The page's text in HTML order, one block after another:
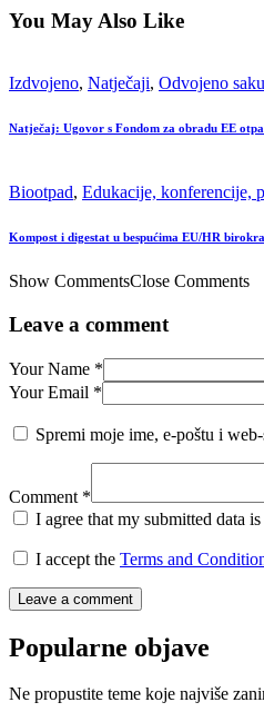
You May Also Like
Izdvojeno, Natječaji, Odvojeno
Natječaj: Ugovor s Fondom za obradu EE
Biootpad, Edukacije, konferencije,
Kompost i digestat u bespućima EU/HR
Show CommentsClose Comments
Leave a comment
Your Name *
Your Email *
Spremi moje ime, e-poštu i
Comment *
I agree that my submitted data
I accept the Terms and
Popularne objave
Ne propustite teme koje najviše